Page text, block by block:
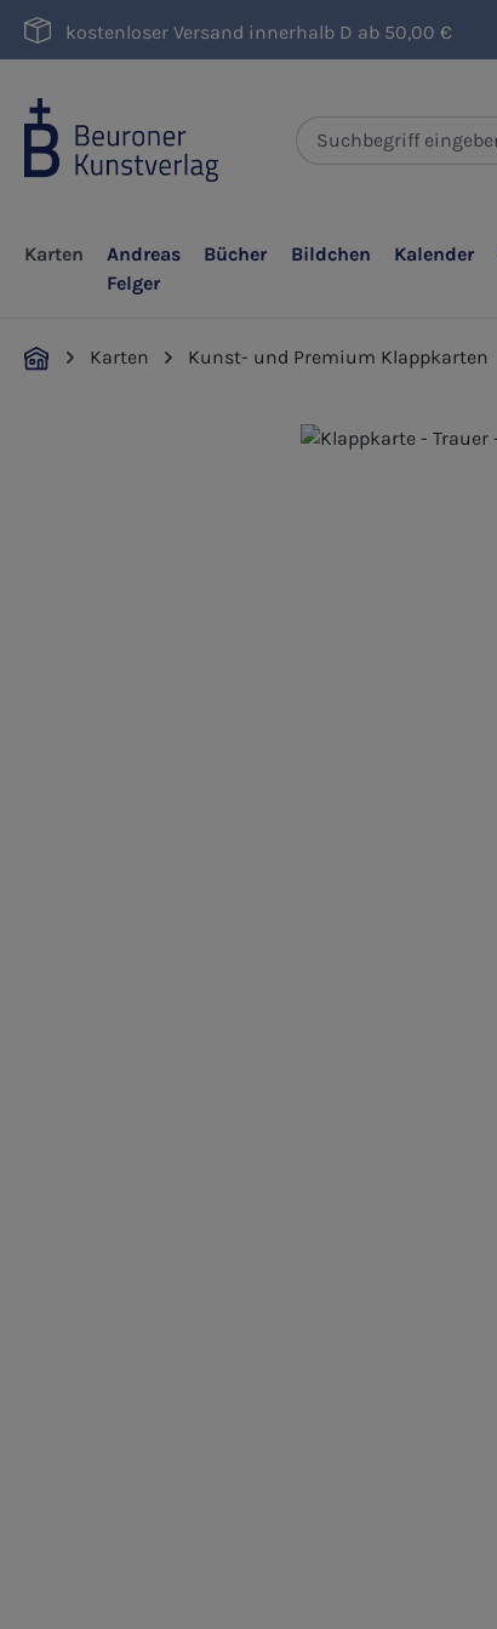
Hauptinhalt springen
Zur Suche springen
Zur Hauptnavigation springen
kostenloser Versand innerhalb D ab 50,00 €
Karten
Andreas
Felger
Bücher Bildchen Kalender
Karten Kunst- und Premium Klappkarten